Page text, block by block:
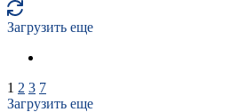
Загрузить еще
1 2 3 7
Загрузить еще